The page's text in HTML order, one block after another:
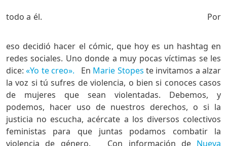
todo a él. Por
eso decidió hacer el cómic, que hoy es un hashtag en
redes sociales. Uno donde a muy pocas víctimas se les
dice:«Yo te creo». En Marie Stopes te invitamos a alzar
la voz si tú sufres de violencia, o bien si conoces casos
de mujeres que sean violentadas. Debemos, y
podemos, hacer uso de nuestros derechos, o si la
justicia no escucha, acércate a los diversos colectivos
feministas para que juntas podamos combatir la
violencia de género. Con información de Nueva